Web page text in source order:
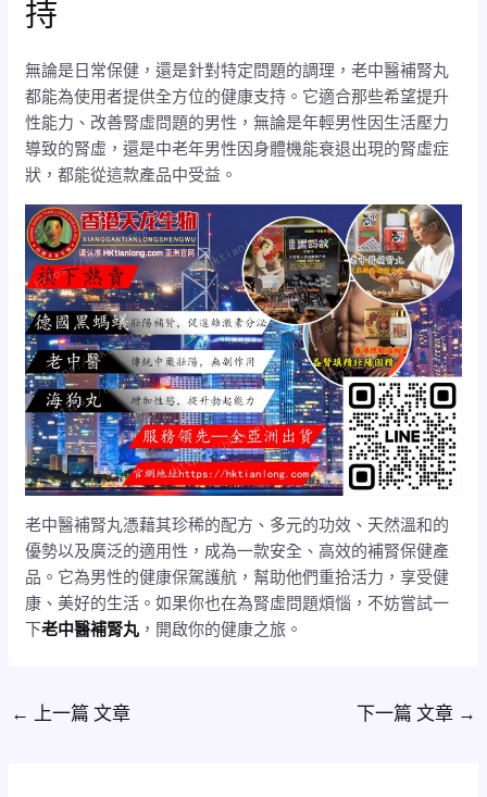
持
無論是日常保健，還是針對特定問題的調理，老中醫補腎丸
都能為使用者提供全方位的健康支持。它適合那些希望提升
性能力、改善腎虛問題的男性，無論是年輕男性因生活壓力
導致的腎虛，還是中老年男性因身體機能衰退出現的腎虛症
狀，都能從這款產品中受益。
老中醫補腎丸憑藉其珍稀的配方、多元的功效、天然溫和的
優勢以及廣泛的適用性，成為一款安全、高效的補腎保健產
品。它為男性的健康保駕護航，幫助他們重拾活力，享受健
康、美好的生活。如果你也在為腎虛問題煩惱，不妨嘗試一
下老中醫補腎丸 ，開啟你的健康之旅。
← 上一篇 文章 下一篇 文章 →